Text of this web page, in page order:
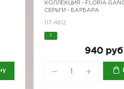
КОЛЛЕКЦИЯ - FLORIA
СЕРЬГИ - БАРБАРА
117-4812
940 руб